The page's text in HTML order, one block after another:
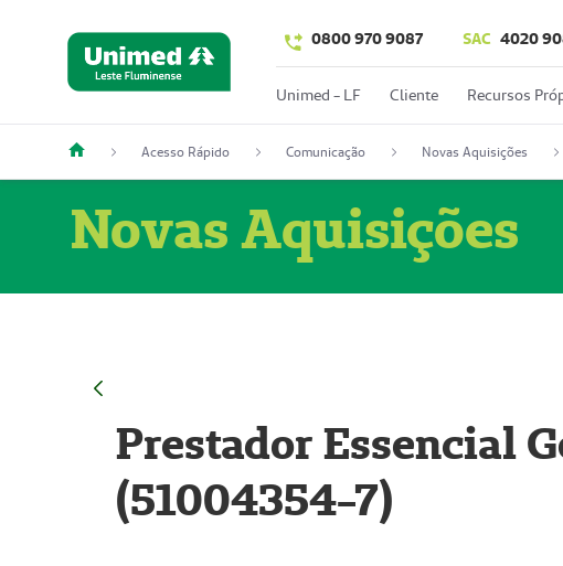
0800 970 9087 SAC 4020
Unimed - LF Cliente Recursos
Acesso Rápido Comunicação Novas Aquisições
Novas Aquisições
Prestador Essencial
(51004354-7)